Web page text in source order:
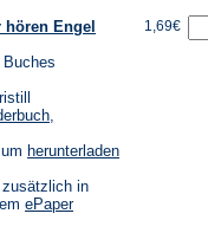
Engel
,
herunterladen
zusätzlich in
ePaper(Öffnet
1,69€